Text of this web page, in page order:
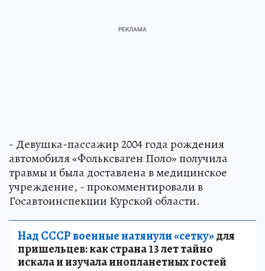
- Девушка-пассажир 2004 года рождения
автомобиля «Фольксваген Поло» получила
травмы и была доставлена в медицинское
учреждение, - прокомментировали в
Госавтоинспекции Курской области.
Над СССР военные натянули «сетку»для
пришельцев: как страна 13 лет тайно
искала и изучала инопланетных гостей